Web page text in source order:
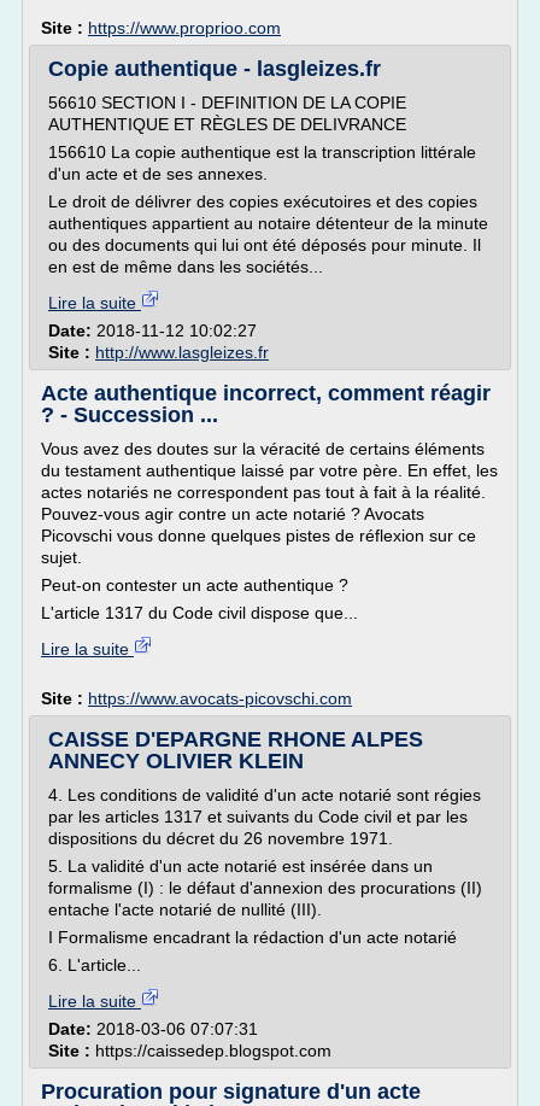
Site : https://www.proprioo.com
Copie authentique - lasgleizes.fr
56610 SECTION I - DEFINITION DE LA COPIE
AUTHENTIQUE ET RÈGLES DE DELIVRANCE
156610 La copie authentique est la transcription littérale
d'un acte et de ses annexes.
Le droit de délivrer des copies exécutoires et des copies
authentiques appartient au notaire détenteur de la minute
ou des documents qui lui ont été déposés pour minute. Il
en est de même dans les sociétés...
Lire la suite
Date: 2018-11-12 10:02:27
Site : http://www.lasgleizes.fr
Acte authentique incorrect, comment réagir
? - Succession ...
Vous avez des doutes sur la véracité de certains éléments
du testament authentique laissé par votre père. En effet, les
actes notariés ne correspondent pas tout à fait à la réalité.
Pouvez-vous agir contre un acte notarié ? Avocats
Picovschi vous donne quelques pistes de réflexion sur ce
sujet.
Peut-on contester un acte authentique ?
L'article 1317 du Code civil dispose que...
Lire la suite
Site : https://www.avocats-picovschi.com
CAISSE D'EPARGNE RHONE ALPES
ANNECY OLIVIER KLEIN
4. Les conditions de validité d'un acte notarié sont régies
par les articles 1317 et suivants du Code civil et par les
dispositions du décret du 26 novembre 1971.
5. La validité d'un acte notarié est insérée dans un
formalisme (I) : le défaut d'annexion des procurations (II)
entache l'acte notarié de nullité (III).
I Formalisme encadrant la rédaction d'un acte notarié
6. L'article...
Lire la suite
Date: 2018-03-06 07:07:31
Site : https://caissedep.blogspot.com
Procuration pour signature d'un acte